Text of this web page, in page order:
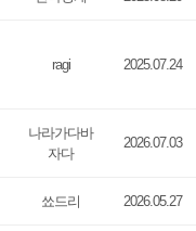
ragi 2025.07.24
나라가다바
자다
2026.07.03
쑈드리 2026.05.27